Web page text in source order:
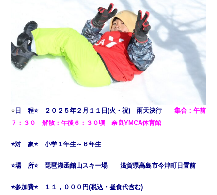
⭐ 日 程⭐ ２０２５年２月１１日(火・祝) 雨天決行集合：午前
７：３０ 解散：午後６：３０頃 奈良YMCA体育館
⭐対 象⭐ 小学１年生～６年生
⭐場 所⭐ 琵琶湖函館山スキー場 滋賀県高島市今津町日置前
⭐参加費⭐ １１，０００円(税込・昼食代含む)